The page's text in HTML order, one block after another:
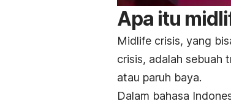
Apa itu
Midlife crisis, yang
crisis, adalah sebuah
atau paruh baya.
Dalam bahasa